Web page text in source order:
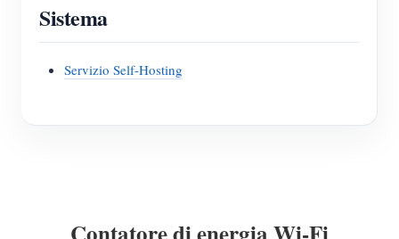
Sistema
Servizio Self-Hosting